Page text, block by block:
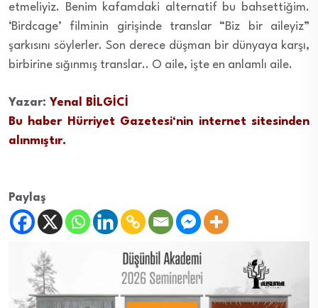
etmeliyiz. Benim kafamdaki alternatif bu bahsettiğim.
‘Birdcage’ filminin girişinde translar “Biz bir aileyiz”
şarkısını söylerler. Son derece düşman bir dünyaya karşı,
birbirine sığınmış translar.. O aile, işte en anlamlı aile.
Yazar: Yenal BİLGİCİ
Bu haber Hürriyet Gazetesi‘nin internet sitesinden
alınmıştır.
Paylaş